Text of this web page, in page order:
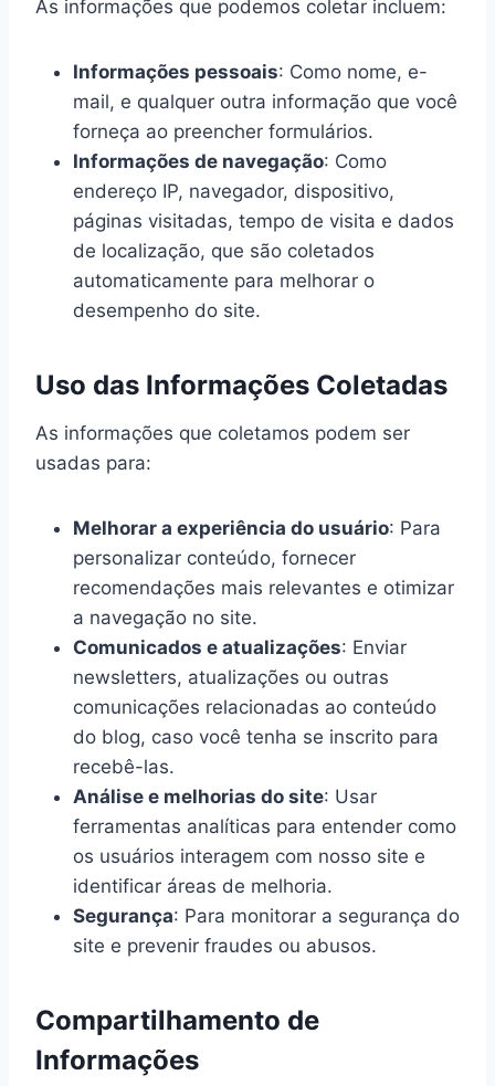
As informações que podemos coletar incluem:
Informações pessoais: Como nome, e-
mail, e qualquer outra informação que você
forneça ao preencher formulários.
Informações de navegação: Como
endereço IP, navegador, dispositivo,
páginas visitadas, tempo de visita e dados
de localização, que são coletados
automaticamente para melhorar o
desempenho do site.
Uso das Informações Coletadas
As informações que coletamos podem ser
usadas para:
Melhorar a experiência do usuário: Para
personalizar conteúdo, fornecer
recomendações mais relevantes e otimizar
a navegação no site.
Comunicados e atualizações: Enviar
newsletters, atualizações ou outras
comunicações relacionadas ao conteúdo
do blog, caso você tenha se inscrito para
recebê-las.
Análise e melhorias do site: Usar
ferramentas analíticas para entender como
os usuários interagem com nosso site e
identificar áreas de melhoria.
Segurança: Para monitorar a segurança do
site e prevenir fraudes ou abusos.
Compartilhamento de
Informações